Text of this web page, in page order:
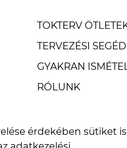
TOKTERV
TERVEZÉSI
GYAKRAN
RÓLUNK
SZÁLLÍTÁSI ÉS
érdekében sütiket is